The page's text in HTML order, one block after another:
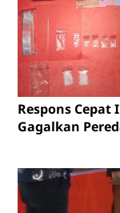
Respons Cepat
Gagalkan